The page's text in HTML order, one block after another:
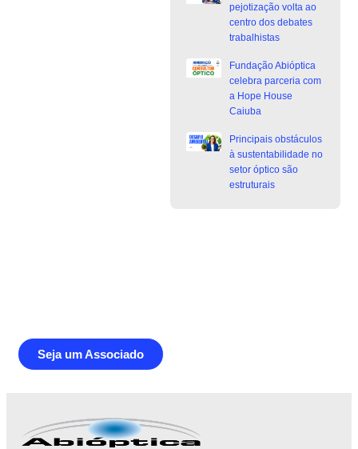
pejotização volta ao
centro dos debates
trabalhistas
Fundação Abióptica
celebra parceria com
a Hope House
Caiuba
Principais obstáculos
à sustentabilidade no
setor óptico são
estruturais
Seja um Associado